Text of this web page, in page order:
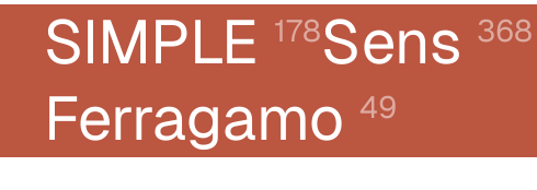
LANVIN
LONGCHAMP
MONTBLANC
SIMPLE 178Sens 368
Ferragamo 49